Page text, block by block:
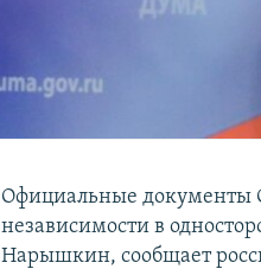
Официальные документы
независимости в
Нарышкин, сообщает